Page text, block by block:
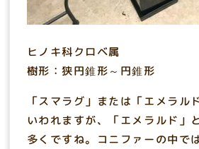
ヒノキ科クロベ属
樹形：狭円錐形～円錐形
「スマラグ」または「エメラル
いわれますが、「エメラルド」
多くですね。コニファーの中で